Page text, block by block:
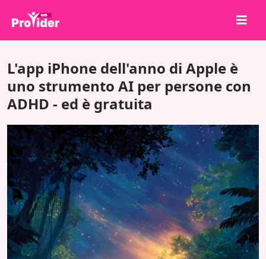
Chi siamo
Accedi
Iscriviti
Servizi
API
Termini
Blog
L'app iPhone dell'anno di Apple è
uno strumento AI per persone con
ADHD - ed è gratuita